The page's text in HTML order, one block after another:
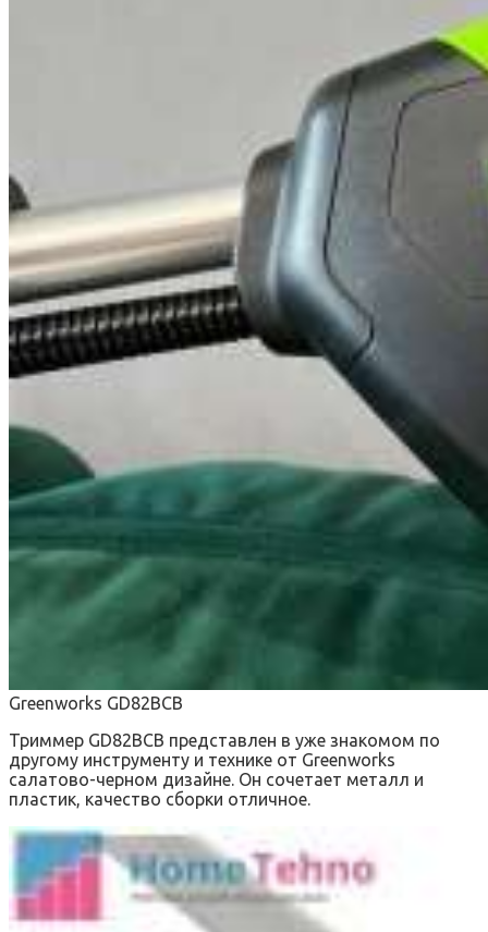
Greenworks GD82BCB
Триммер GD82BCB представлен в уже знакомом по
другому инструменту и технике от Greenworks
салатово-черном дизайне. Он сочетает металл и
пластик, качество сборки отличное.